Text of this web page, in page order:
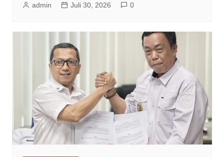
admin Juli 30, 2026 0